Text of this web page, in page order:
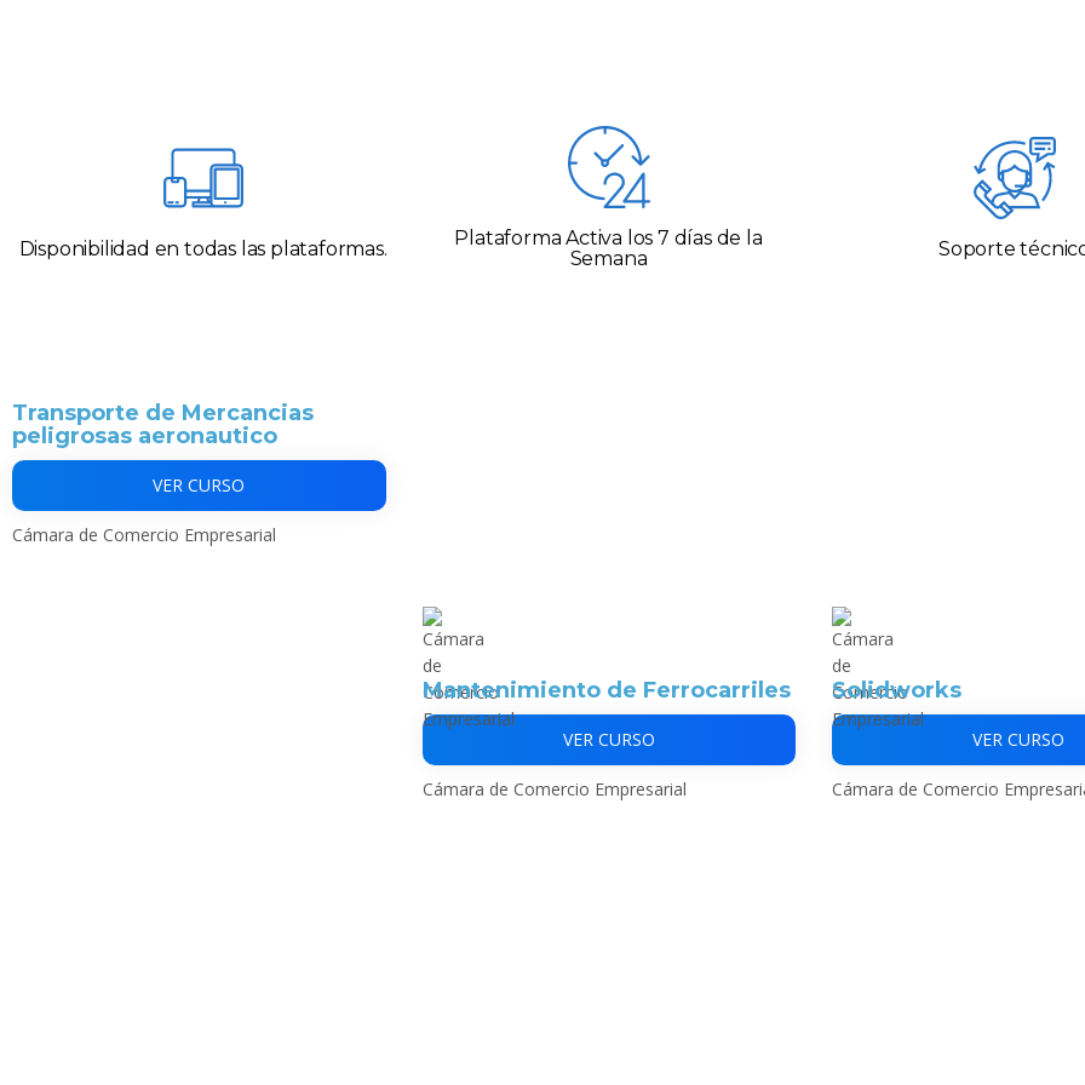
Disponibilidad en todas las plataformas.
Plataforma Activa los 7 días de la
Semana
Soporte
Transporte de Mercancias
peligrosas aeronautico
VER CURSO
Cámara de Comercio Empresarial
Mantenimiento de Ferrocarriles
VER CURSO
Cámara de Comercio Empresarial
Solidworks
VER CURSO
Cámara de Comercio